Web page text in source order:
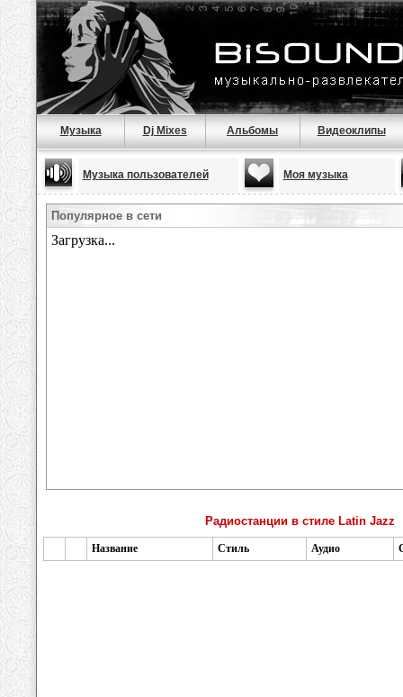
Музыка Dj Mixes Альбомы Видеоклипы
Музыка пользователей Моя музыка
Популярное в сети
Радиостанции в стиле Latin Jazz
Название Стиль Аудио